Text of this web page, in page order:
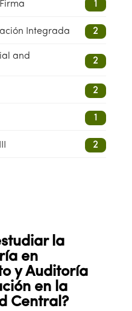
1
Integrada 2
and
2
2
1
2
la
en
y Auditoría
en la
Central?